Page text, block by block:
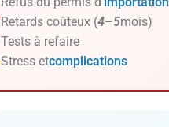
Retards coûteux (4–5mois)
Tests à refaire
Stress etcomplications